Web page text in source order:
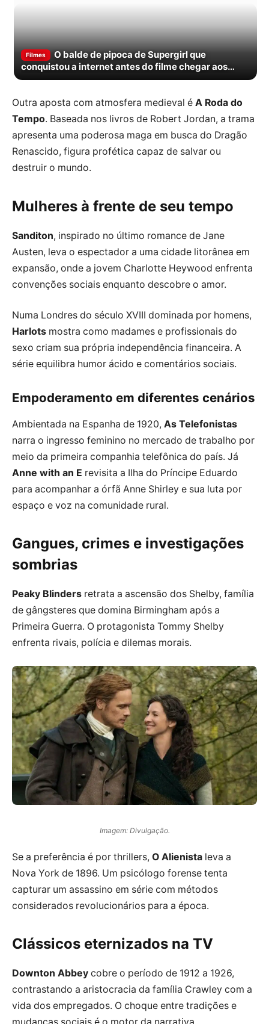
Filmes
O balde de pipoca de Supergirl que
conquistou a internet antes do filme chegar aos
cinemas
Outra aposta com atmosfera medieval é A Roda do
Tempo. Baseada nos livros de Robert Jordan, a trama
apresenta uma poderosa maga em busca do Dragão
Renascido, figura profética capaz de salvar ou
destruir o mundo.
Mulheres à frente de seu tempo
Sanditon, inspirado no último romance de Jane
Austen, leva o espectador a uma cidade litorânea em
expansão, onde a jovem Charlotte Heywood enfrenta
convenções sociais enquanto descobre o amor.
Numa Londres do século XVIII dominada por homens,
Harlots mostra como madames e profissionais do
sexo criam sua própria independência financeira. A
série equilibra humor ácido e comentários sociais.
Empoderamento em diferentes cenários
Ambientada na Espanha de 1920, As Telefonistas
narra o ingresso feminino no mercado de trabalho por
meio da primeira companhia telefônica do país. Já
Anne with an E revisita a Ilha do Príncipe Eduardo
para acompanhar a órfã Anne Shirley e sua luta por
espaço e voz na comunidade rural.
Gangues, crimes e investigações
sombrias
Peaky Blinders retrata a ascensão dos Shelby, família
de gângsteres que domina Birmingham após a
Primeira Guerra. O protagonista Tommy Shelby
enfrenta rivais, polícia e dilemas morais.
Imagem: Divulgação.
Se a preferência é por thrillers, O Alienista leva a
Nova York de 1896. Um psicólogo forense tenta
capturar um assassino em série com métodos
considerados revolucionários para a época.
Clássicos eternizados na TV
Downton Abbey cobre o período de 1912 a 1926,
contrastando a aristocracia da família Crawley com a
vida dos empregados. O choque entre tradições e
mudanças sociais é o motor da narrativa.